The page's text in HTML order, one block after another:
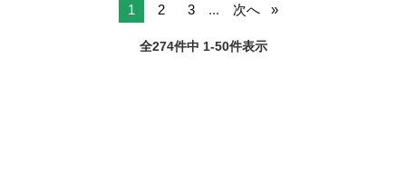
1 2 3 ... 次へ
全274件中 1-50件表示